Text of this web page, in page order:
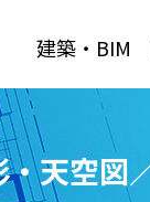
建築・BIM
・天空図